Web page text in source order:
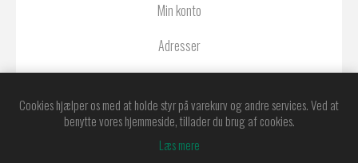
Min konto
Adresser
Cookies hjælper os med at holde styr på varekurv og andre services. Ved at
benytte vores hjemmeside, tillader du brug af cookies.
Læs mere